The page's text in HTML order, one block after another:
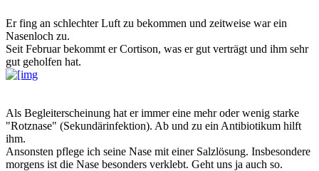
Er fing an schlechter Luft zu bekommen und zeitweise war ein
Nasenloch zu.
Seit Februar bekommt er Cortison, was er gut verträgt und ihm sehr
gut geholfen hat.
Als Begleiterscheinung hat er immer eine mehr oder wenig starke
"Rotznase" (Sekundärinfektion). Ab und zu ein Antibiotikum hilft
ihm.
Ansonsten pflege ich seine Nase mit einer Salzlösung. Insbesondere
morgens ist die Nase besonders verklebt. Geht uns ja auch so.